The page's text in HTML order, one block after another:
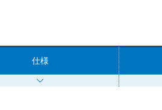
仕様